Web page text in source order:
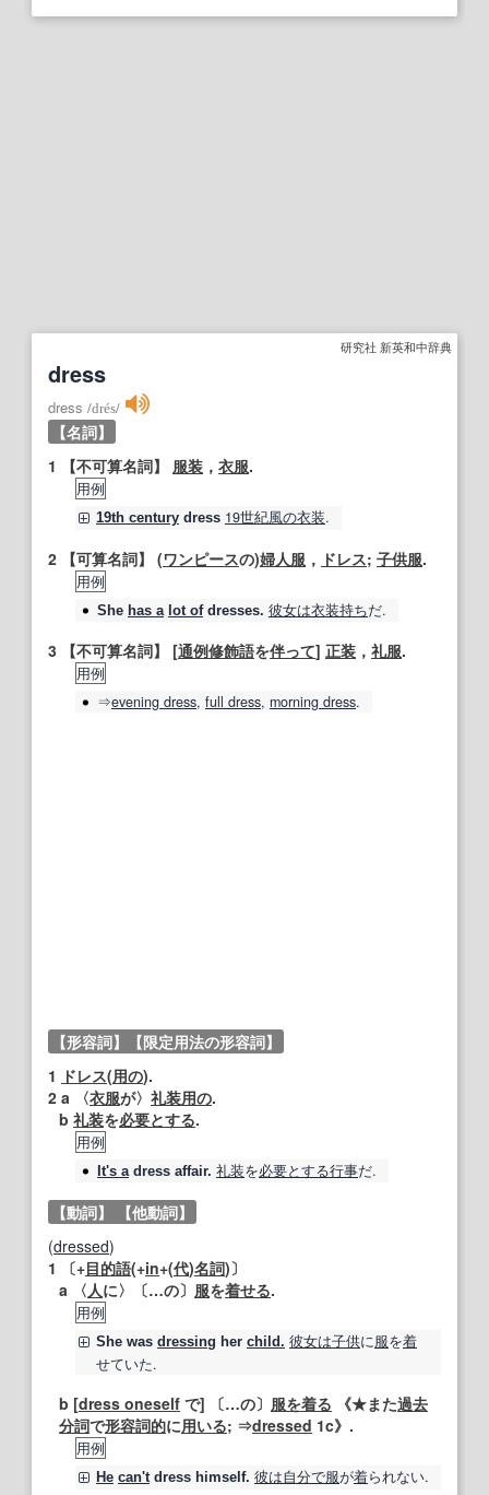
研究社 新英和中辞典
dress
dress /drés/
【名詞】
1
【不可算名詞】 服装 ， 衣服.
用例
19th century dress 19世紀風の衣装.
2 【可算名詞】 (ワンピースの)婦人服 ， ドレス; 子供服.
用例
She has a lot ofdresses. 彼女は衣装持ちだ.
3 【不可算名詞】 [通例修飾語を伴って] 正装 ， 礼服.
用例
⇒evening dress, full dress, morning dress.
【形容詞】
【限定用法の形容詞】
1 ドレス(用の).
2 a 〈衣服が〉 礼装用の.
b 礼装を必要とする.
用例
It's a dress affair. 礼装を必要とする行事だ.
【動詞】
【他動詞】
(dressed)
1 〔+目的語(+in+(代)名詞)〕
a 〈人に〉〔…の〕 服を着せる.
用例
She was dressing her child. 彼女は子供に服を着
せていた.
b [dress oneself で] 〔…の〕 服を着る 《★また過去
分詞で形容詞的に用いる; ⇒dressed 1c》.
用例
He can't dress himself. 彼は自分で服が着られない.